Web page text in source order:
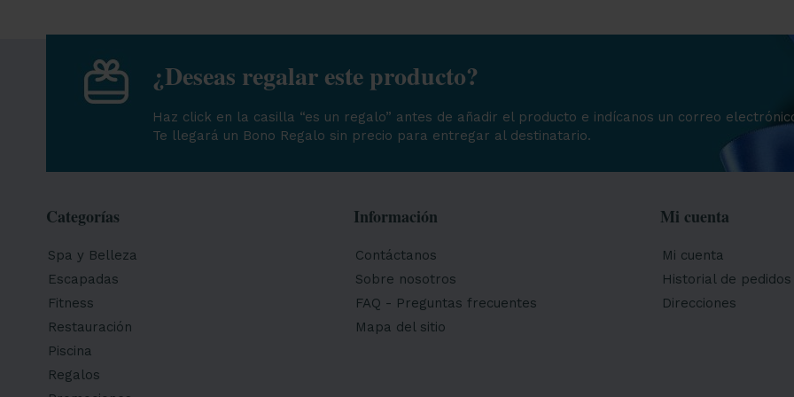
¿Deseas regalar este producto?
Haz click en la casilla “es un regalo” antes de añadir el producto e indícanos un correo
Te llegará un Bono Regalo sin precio para entregar al destinatario.
Categorías
Spa y Belleza
Escapadas
Fitness
Restauración
Piscina
Regalos
Información
Contáctanos
Sobre nosotros
FAQ - Preguntas frecuentes
Mapa del sitio
Mi cuenta
Mi cuenta
Historial de pedidos
Direcciones